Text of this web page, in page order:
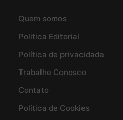
Quem somos
Politica Editorial
Política de privacidade
Trabalhe Conosco
Contato
Política de Cookies